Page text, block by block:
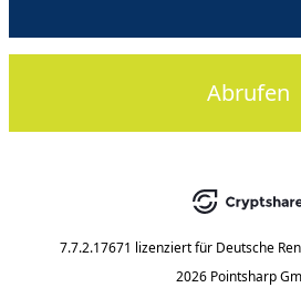
Abrufen
7.7.2.17671 lizenziert für Deutsche
2026 Pointsharp